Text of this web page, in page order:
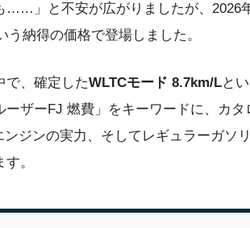
……」と不安が広がりましたが、2026
納得の価格で登場しました。
で、確定したWLTCモード 8.7km/Lと
ザーFJ 燃費」をキーワードに、カタ
ジンの実力、そしてレギュラーガソ
。